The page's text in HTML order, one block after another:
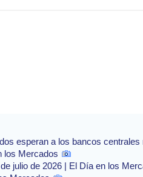
esperan a los bancos
los Mercados
julio de 2026 | El Día en los